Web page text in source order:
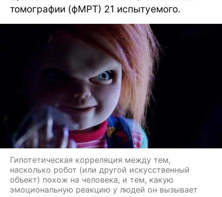
томографии (фМРТ) 21 испытуемого.
Гипотетическая корреляция между тем,
насколько робот (или другой искусственный
объект) похож на человека, и тем, какую
эмоциональную реакцию у людей он вызывает